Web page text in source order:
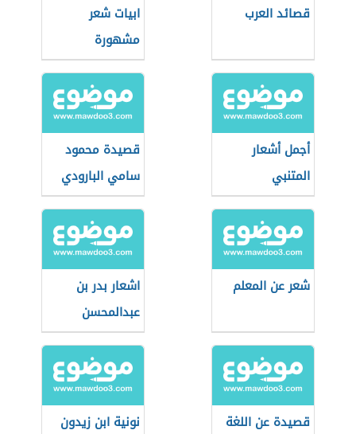
قصائد العرب
ابيات شعر
مشهورة
أجمل أشعار
المتنبي
قصيدة محمود
سامي البارودي
عن الوطن
شعر عن المعلم
اشعار بدر بن
عبدالمحسن
قصيدة عن اللغة نونية ابن زيدون